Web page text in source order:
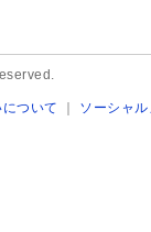
ついて ｜ ソーシャ